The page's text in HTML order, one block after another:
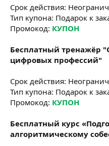
Срок действия:
Тип купона: Подарок к
Промокод: КУПОН
Бесплатный тренажёр
цифровых профессий"
Срок действия:
Тип купона: Подарок к
Промокод: КУПОН
Бесплатный курс
алгоритмическому